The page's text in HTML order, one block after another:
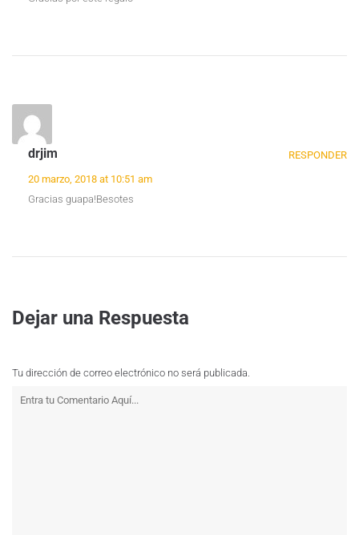
drjim
20 marzo, 2018 at 10:51 am
RESPONDER
Gracias guapa!Besotes
Dejar una Respuesta
Tu dirección de correo electrónico no será publicada.